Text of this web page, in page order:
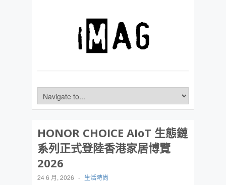
HONOR CHOICE AIoT 生態鏈
系列正式登陸香港家居博覽
2026
24 6 月, 2026 - 生活時尚